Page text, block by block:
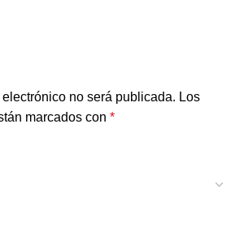
no será publicada. Los
marcados con *